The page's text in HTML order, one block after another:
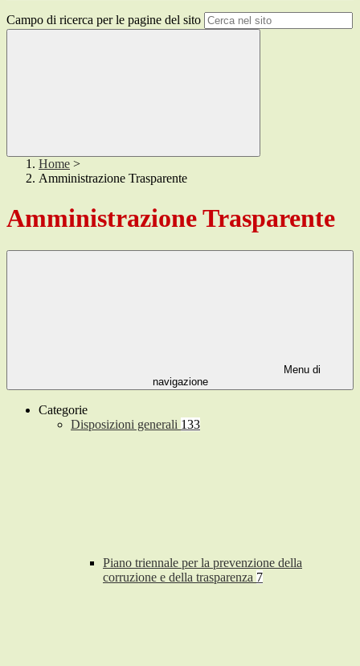
Campo di ricerca per le pagine del sito
Home >
Amministrazione Trasparente
Amministrazione Trasparente
Menu di
navigazione
Categorie
Disposizioni generali 133
Piano triennale per la prevenzione della
corruzione e della trasparenza 7